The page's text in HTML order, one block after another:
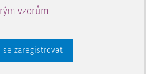
vzorům
se zaregistrovat